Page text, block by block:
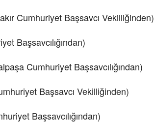
Cumhuriyet Başsavcı Vekilliğinden)
Başsavcılığından)
Cumhuriyet Başsavcılığından)
Başsavcı Vekilliğinden)
Başsavcılığından)